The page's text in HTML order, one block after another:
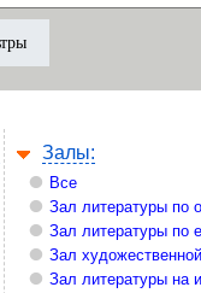
Залы:
Все
Зал литературы по
Зал литературы по
Зал
Зал литературы на